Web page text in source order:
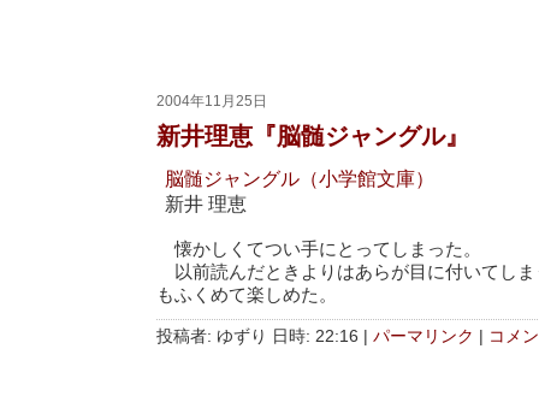
2004年11月25日
新井理恵『脳髄ジャングル』
脳髄ジャングル（小学館文庫）
新井 理恵
懐かしくてつい手にとってしまった。
以前読んだときよりはあらが目に付いてし
もふくめて楽しめた。
投稿者: ゆずり 日時: 22:16 パーマリンク コメ